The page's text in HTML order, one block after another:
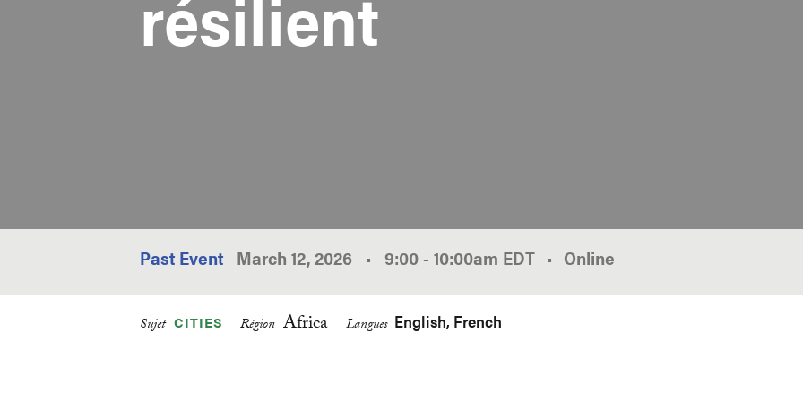
Past Event March 12, 2026 • 9:00 - 10:00am EDT Online
Sujet CITIES Région Africa Langues English French